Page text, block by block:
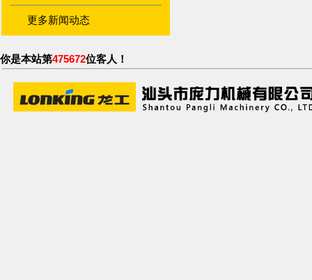
更多新闻动态
你是本站第475672位客人！